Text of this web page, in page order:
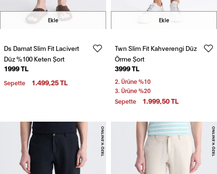
Ekle
Ds Damat Slim Fit Lacivert
Düz %100 Keten Şort
1999 TL
Sepette 1.499,25 TL
Ekle
Twn Slim Fit Kahverengi Düz
Örme Şort
3999 TL
2. Ürüne %10
3. Ürüne %20
Sepette
1.999,50 TL